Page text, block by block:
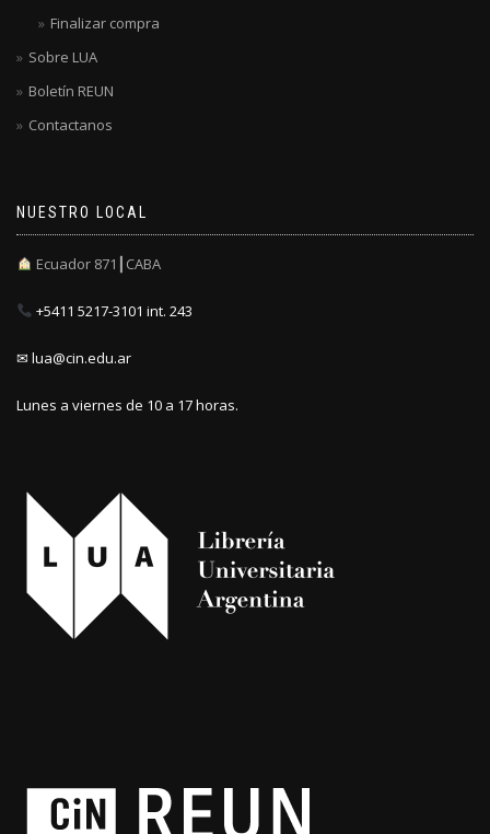
Finalizar compra
Sobre LUA
Boletín REUN
Contactanos
NUESTRO LOCAL
Ecuador 871┃CABA
+5411 5217-3101 int. 243
✉ lua@cin.edu.ar
Lunes a viernes de 10 a 17 horas.